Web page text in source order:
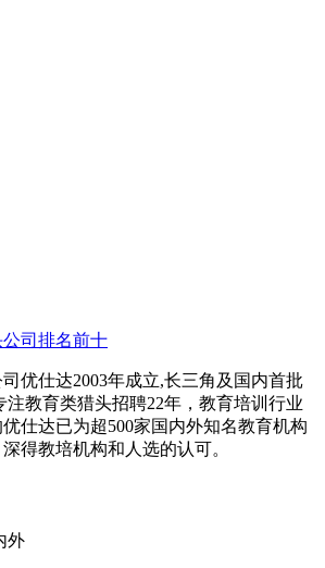
优仕达2003年成立,长三角及国内首批
注教育类猎头招聘22年，教育培训行业
仕达已为超500家国内外知名教育机构
得教培机构和人选的认可。
外